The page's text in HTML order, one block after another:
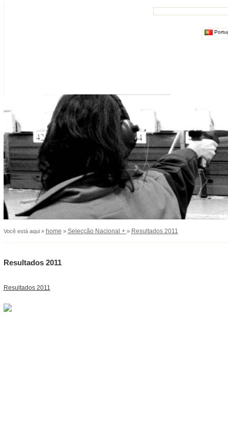
Você está aqui » home » Selecção Nacional + » Resultados 2011
Resultados 2011
Resultados 2011